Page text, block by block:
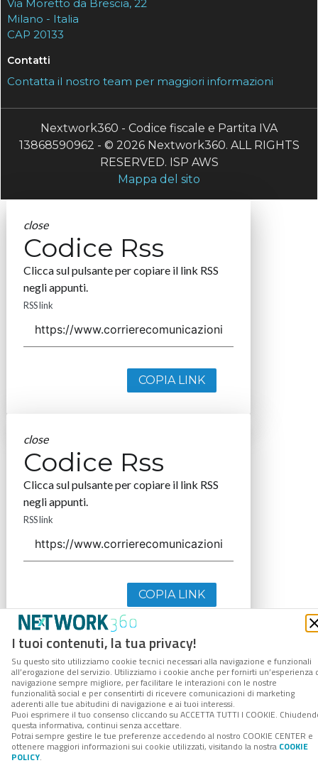
I tuoi contenuti, la tua privacy!
Su questo sito utilizziamo cookie tecnici necessari alla navigazione e funzionali
all’erogazione del servizio. Utilizziamo i cookie anche per fornirti un’esperienza
navigazione sempre migliore, per facilitare le interazioni con le nostre
funzionalità social e per consentirti di ricevere comunicazioni di marketing
aderenti alle tue abitudini di navigazione e ai tuoi interessi.
Puoi esprimere il tuo consenso cliccando su ACCETTA TUTTI I COOKIE.
questa informativa, continui senza accettare.
Potrai sempre gestire le tue preferenze accedendo al nostro COOKIE CENTER e
ottenere maggiori informazioni sui cookie utilizzati, visitando la nostra COOKIE
POLICY.
Via Moretto da Brescia, 22
Milano - Italia
CAP 20133
Contatti
Contatta il nostro team per maggiori informazioni
Nextwork360 - Codice fiscale e Partita IVA
13868590962 - © 2026 Nextwork360. ALL RIGHTS
RESERVED. ISP AWS
Mappa del sito
close
Codice Rss
Clicca sul pulsante per copiare il link RSS
negli appunti.
RSS link
COPIA LINK
close
Codice Rss
Clicca sul pulsante per copiare il link RSS
negli appunti.
RSS link
COPIA LINK